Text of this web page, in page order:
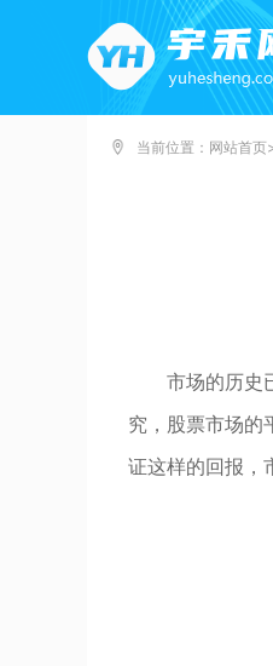
当前位置： 网站首页
市场的历史
究，股票市场的
证这样的回报，